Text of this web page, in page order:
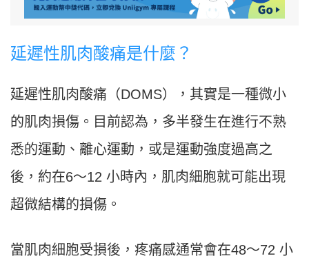
延遲性肌肉酸痛是什麼？
延遲性肌肉酸痛（DOMS），其實是一種微小
的肌肉損傷。目前認為，多半發生在進行不熟
悉的運動、離心運動，或是運動強度過高之
後，約在6～12 小時內，肌肉細胞就可能出現
超微結構的損傷。
當肌肉細胞受損後，疼痛感通常會在48～72 小